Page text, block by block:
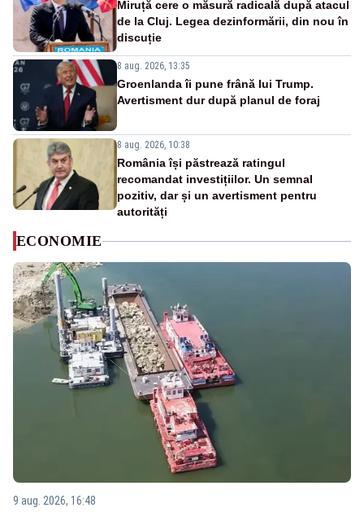
Miruță cere o măsură radicală după atacul
de la Cluj. Legea dezinformării, din nou în
discuție
8 aug. 2026, 13:35
Groenlanda îi pune frână lui Trump.
Avertisment dur după planul de foraj
8 aug. 2026, 10:38
România își păstrează ratingul
recomandat investițiilor. Un semnal
pozitiv, dar și un avertisment pentru
autorități
ECONOMIE
9 aug. 2026, 16:48